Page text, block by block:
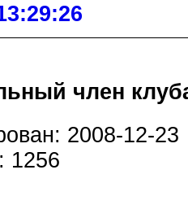
член
2008-12-23
1256